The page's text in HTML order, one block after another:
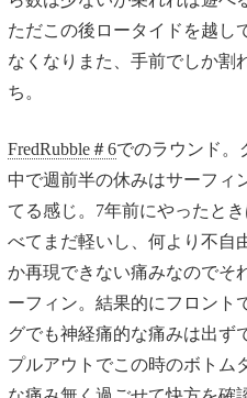
ただこの後ロータイドを越し
なくなりまた、手前でしか割
ち。
FredRubble＃6でのラウンド。
中で週前半の休みはサーフィ
てる感じ。7年前にやったと
べてまだ軽いし、何より不自
か再現できない痛みなのでそ
ーフィン。結果的にフロント
グでも神経痛的な痛みは出ず
プルアウトでこの時のボトム